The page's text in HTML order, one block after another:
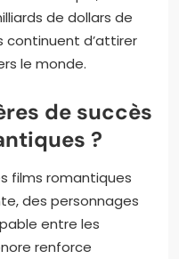
de dollars de
continuent d’attirer
le monde.
de succès
?
films romantiques
des personnages
entre les
renforce